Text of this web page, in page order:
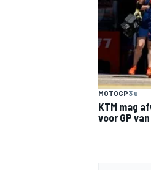
MOTOGP3 u
KTM mag
voor GP